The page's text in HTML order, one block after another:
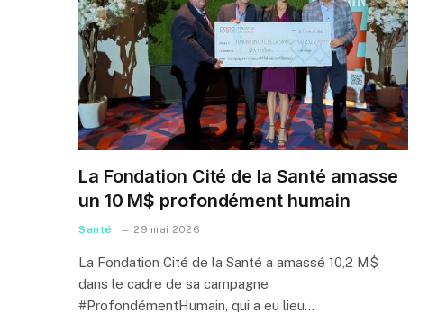
La Fondation Cité de la Santé amasse
un 10 M$ profondément humain
Santé 29 mai 2026
La Fondation Cité de la Santé a amassé 10,2 M$
dans le cadre de sa campagne
#ProfondémentHumain, qui a eu lieu…